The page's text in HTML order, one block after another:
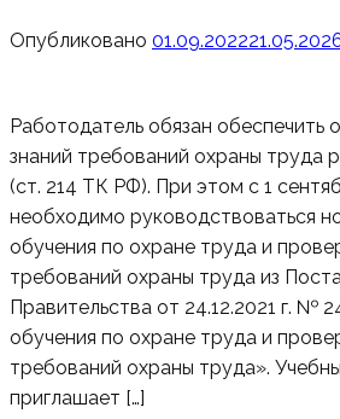
Опубликовано 01.09.2022
Работодатель обязан обеспечить
знаний требований охраны труда
(ст. 214 ТК РФ). При этом с 1
необходимо руководствоваться
обучения по охране труда и
требований охраны труда из
Правительства от 24.12.2021 г. №
обучения по охране труда и
требований охраны труда».
приглашает […]